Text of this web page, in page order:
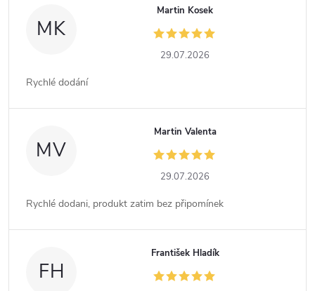
MK
Martin Kosek
29.07.2026
Rychlé dodání
MV
Martin Valenta
29.07.2026
Rychlé dodani, produkt zatim bez připomínek
FH
František Hladík